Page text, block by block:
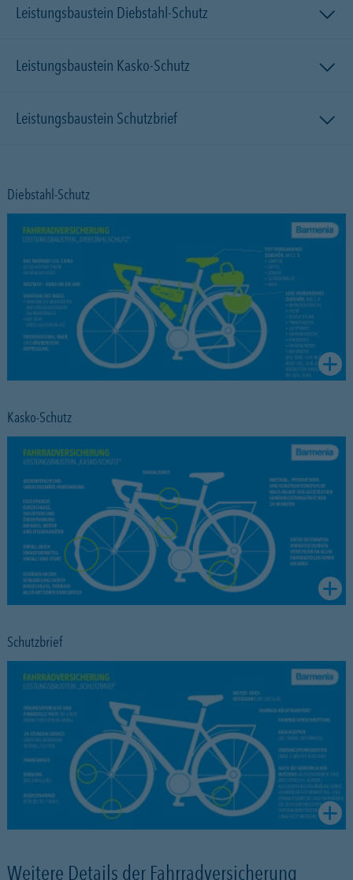
Leistungsbaustein Diebstahl-Schutz
Leistungsbaustein Kasko-Schutz
Leistungsbaustein Schutzbrief
Diebstahl-Schutz
Kasko-Schutz
Schutzbrief
Weitere Details der Fahrradversicherung